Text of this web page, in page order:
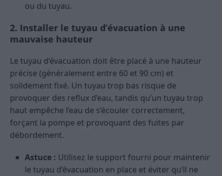
ou du tuyau.
2. Installer le tuyau d’évacuation à une
mauvaise hauteur
Le tuyau d’évacuation doit être placé à une hauteur
précise (généralement entre 60 et 90 cm) et
solidement fixé. Un tuyau trop bas risque de
provoquer des reflux d’eau, tandis qu’un tuyau trop
haut empêche l’eau de s’écouler correctement,
forçant la pompe et provoquant des fuites par
débordement.
Astuce : Utilisez le support fourni pour maintenir
le tuyau d’évacuation en place et éviter qu’il ne